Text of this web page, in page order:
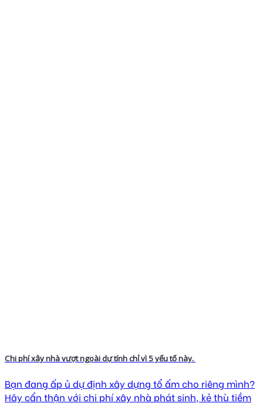
Chi phí xây nhà vượt ngoài dự tính chỉ vì 5 yếu tố này.
Bạn đang ấp ủ dự định xây dựng tổ ấm cho riêng mình?
Hãy cẩn thận với chi phí xây nhà phát sinh, kẻ thù tiềm